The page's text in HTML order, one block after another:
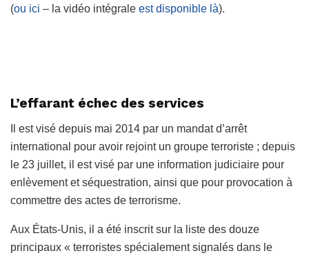
(ou ici – la vidéo intégrale est disponible là).
L’effarant échec des services
Il est visé depuis mai 2014 par un mandat d’arrêt
international pour avoir rejoint un groupe terroriste ; depuis
le 23 juillet, il est visé par une information judiciaire pour
enlèvement et séquestration, ainsi que pour provocation à
commettre des actes de terrorisme.
Aux États-Unis, il a été inscrit sur la liste des douze
principaux « terroristes spécialement signalés dans le